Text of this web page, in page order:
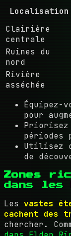
Localisation
Clairière
centrale
Ruines du
nord
Rivière
asséchée
Équipez-
pour
Priorisez
périodes
Utilisez
de
Zones
dans les
Les vastes
cachent des
chercher.